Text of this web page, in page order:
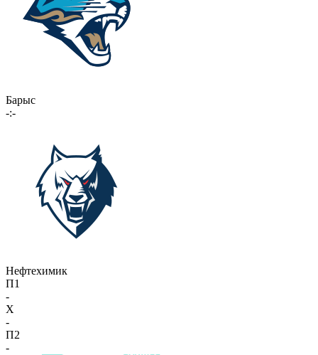
Барыс
-:-
Нефтехимик
П1
-
X
-
П2
-